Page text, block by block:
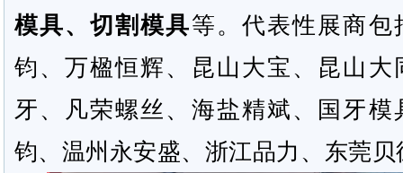
模具、切割模具等。代表性展商
钧、万楹恒辉、昆山大宝、昆山
牙、凡荣螺丝、海盐精斌、国牙
钧、温州永安盛、浙江品力、东莞